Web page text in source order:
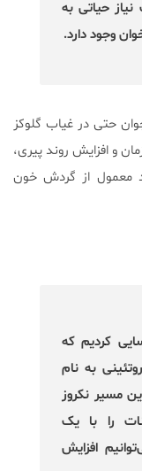
حیاتی‌ به
وجود دارد.
حتی در غیاب گلوکز
و افزایش روند پیری،
معمول از گردش خون
کردیم که
به نام
مسیر نکروز
را با یک
افزایش